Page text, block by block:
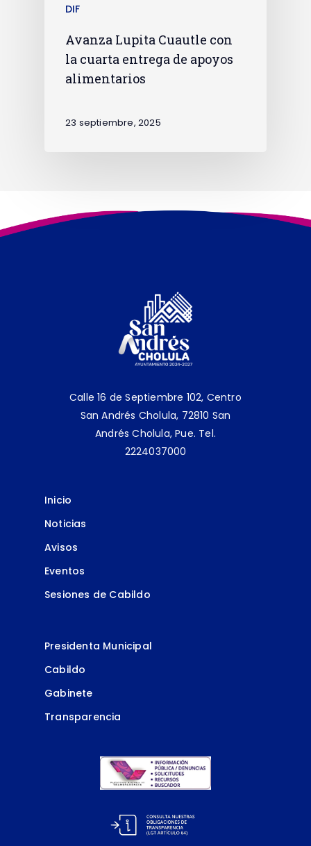
DIF
Avanza Lupita Cuautle con
la cuarta entrega de apoyos
alimentarios
23 septiembre, 2025
Calle 16 de Septiembre 102, Centro
San Andrés Cholula, 72810 San
Andrés Cholula, Pue. Tel.
2224037000
Inicio
Noticias
Avisos
Eventos
Sesiones de Cabildo
Presidenta Municipal
Cabildo
Gabinete
Transparencia